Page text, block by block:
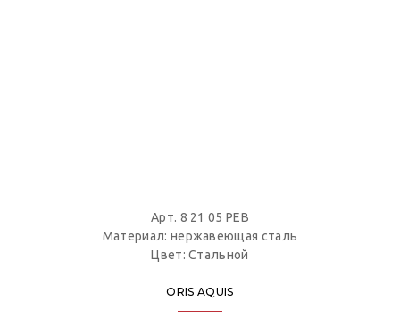
Арт. 8 21 05 PEB
Материал: нержавеющая сталь
Цвет: Стальной
ORIS AQUIS